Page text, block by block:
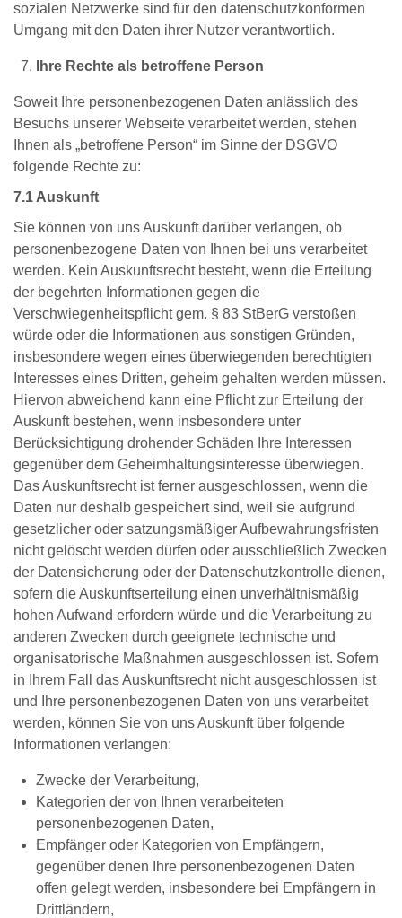
sozialen Netzwerke sind für den datenschutzkonformen
Umgang mit den Daten ihrer Nutzer verantwortlich.
Ihre Rechte als betroffene Person
Soweit Ihre personenbezogenen Daten anlässlich des
Besuchs unserer Webseite verarbeitet werden, stehen
Ihnen als „betroffene Person“ im Sinne der DSGVO
folgende Rechte zu:
7.1 Auskunft
Sie können von uns Auskunft darüber verlangen, ob
personenbezogene Daten von Ihnen bei uns verarbeitet
werden. Kein Auskunftsrecht besteht, wenn die Erteilung
der begehrten Informationen gegen die
Verschwiegenheitspflicht gem. § 83 StBerG verstoßen
würde oder die Informationen aus sonstigen Gründen,
insbesondere wegen eines überwiegenden berechtigten
Interesses eines Dritten, geheim gehalten werden müssen.
Hiervon abweichend kann eine Pflicht zur Erteilung der
Auskunft bestehen, wenn insbesondere unter
Berücksichtigung drohender Schäden Ihre Interessen
gegenüber dem Geheimhaltungsinteresse überwiegen.
Das Auskunftsrecht ist ferner ausgeschlossen, wenn die
Daten nur deshalb gespeichert sind, weil sie aufgrund
gesetzlicher oder satzungsmäßiger Aufbewahrungsfristen
nicht gelöscht werden dürfen oder ausschließlich Zwecken
der Datensicherung oder der Datenschutzkontrolle dienen,
sofern die Auskunftserteilung einen unverhältnismäßig
hohen Aufwand erfordern würde und die Verarbeitung zu
anderen Zwecken durch geeignete technische und
organisatorische Maßnahmen ausgeschlossen ist. Sofern
in Ihrem Fall das Auskunftsrecht nicht ausgeschlossen ist
und Ihre personenbezogenen Daten von uns verarbeitet
werden, können Sie von uns Auskunft über folgende
Informationen verlangen:
Zwecke der Verarbeitung,
Kategorien der von Ihnen verarbeiteten
personenbezogenen Daten,
Empfänger oder Kategorien von Empfängern,
gegenüber denen Ihre personenbezogenen Daten
offen gelegt werden, insbesondere bei Empfängern in
Drittländern,